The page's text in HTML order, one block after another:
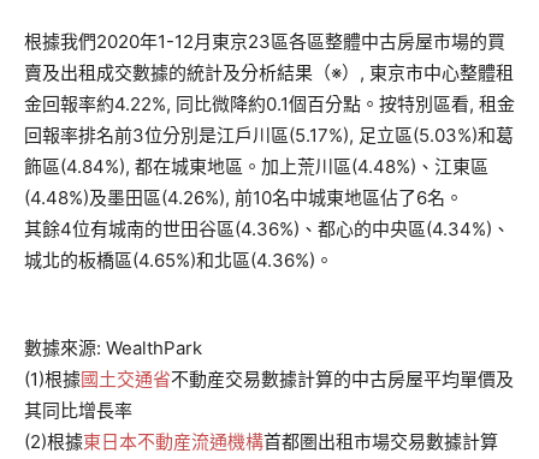
根據我們2020年1-12月東京23區各區整體中古房屋市場的買
賣及出租成交數據的統計及分析結果（※）, 東京市中心整體租
金回報率約4.22%, 同比微降約0.1個百分點。按特別區看, 租金
回報率排名前3位分別是江戶川區(5.17%), 足立區(5.03%)和葛
飾區(4.84%), 都在城東地區。加上荒川區(4.48%)、江東區
(4.48%)及墨田區(4.26%), 前10名中城東地區佔了6名。
其餘4位有城南的世田谷區(4.36%)、都心的中央區(4.34%)、
城北的板橋區(4.65%)和北區(4.36%)。
數據來源: WealthPark
(1)根據國土交通省不動産交易數據計算的中古房屋平均單價及
其同比增長率
(2)根據東日本不動産流通機構首都圏出租市場交易數據計算